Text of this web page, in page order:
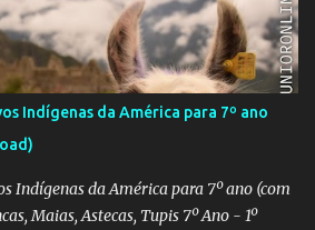
Indígenas da América para 7º ano
Indígenas da América para 7º ano (com
Maias, Astecas, Tupis 7º Ano - 1º